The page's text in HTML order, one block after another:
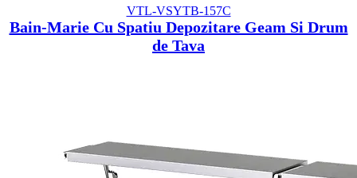
VTL-VSYTB-157C
Bain-Marie Cu Spatiu Depozitare Geam Si Drum
de Tava